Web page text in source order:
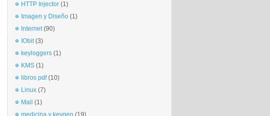
HTTP Injector (1)
Imagen y Diseño (1)
Internet (90)
IObit (3)
keyloggers (1)
KMS (1)
libros pdf (10)
Linux (7)
Mail (1)
medicina y keygen (19)